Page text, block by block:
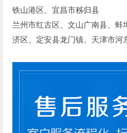
铁山港区、宜昌市秭归县
兰州市红古区、文山广南县、蚌
济区、定安县龙门镇、天津市河